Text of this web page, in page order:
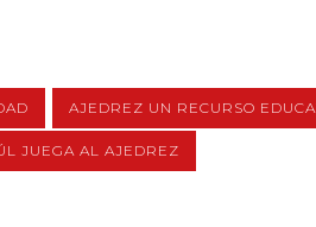
AJEDREZ UN RECURSO
JUEGA AL AJEDREZ